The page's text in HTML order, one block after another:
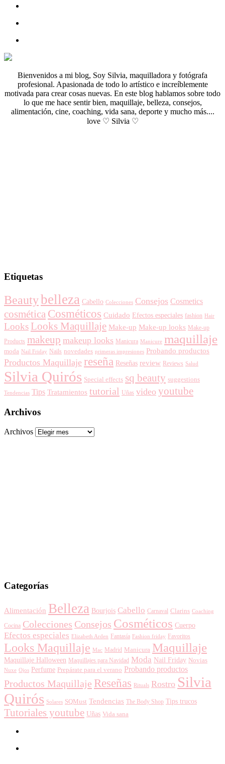
Bienvenidos a mi blog, Soy Silvia, maquilladora y fotógrafa
profesional. Apasionada de todo lo artístico e increíblemente
motivada para crear cosas nuevas. En este blog hablamos sobre todo
lo que me hace sentir bien, maquillaje, belleza, consejos,
alimentación, cine, coaching, vida sana, deporte y mucho más....
love ♡ Silvia ♡
Etiquetas
Beautybelleza Cabello Colecciones Consejos Cosmetics
cosmética Cosméticos Cuidado Efectos especiales fashion Hair
Looks Looks Maquillaje Make-up Make-up looks Make-up
Products makeup makeup looks Manicura Manicure maquillaje
moda Nail Friday Nails novedades primeras impresiones Probando productos
Productos Maquillaje reseña Reseñas review Reviews Salud
Silvia Quirós Special effects sq beauty suggestions
Tendencias Tips Tratamientos tutorial Uñas video youtube
Archivos
Archivos
Categorías
Alimentación Belleza Bourjois Cabello Carnaval Clarins Coaching
Cocina Colecciones Consejos Cosméticos Cuerpo
Efectos especiales Elizabeth Arden Fantasía Fashion friday Favoritos
Looks Maquillaje Mac Madrid Manicura Maquillaje
Maquillaje Halloween Maquillajes para Navidad Moda Nail Friday Novias
Nuxe Ojos Perfume Prepárate para el verano Probando productos
Productos Maquillaje Reseñas Rituals Rostro Silvia
Quirós Solares SQMust Tendencias The Body Shop Tips trucos
Tutoriales youtube Uñas Vida sana